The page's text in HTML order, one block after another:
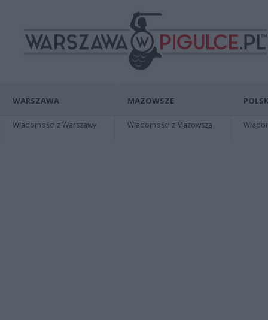
WARSZAWA
Wiadomości z Warszawy
MAZOWSZE
Wiadomości z Mazowsza